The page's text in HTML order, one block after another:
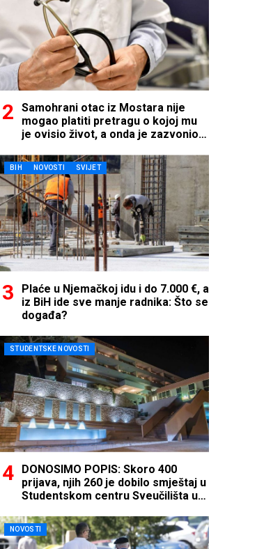
Samohrani otac iz Mostara nije
mogao platiti pretragu o kojoj mu
je ovisio život, a onda je zazvonio
BIH NOVOSTI SVIJET
Plaće u Njemačkoj idu i do 7.000 €, a
iz BiH ide sve manje radnika: Što se
događa?
STUDENTSKE NOVOSTI
DONOSIMO POPIS: Skoro 400
prijava, njih 260 je dobilo smještaj u
Studentskom centru Sveučilišta u
NOVOSTI